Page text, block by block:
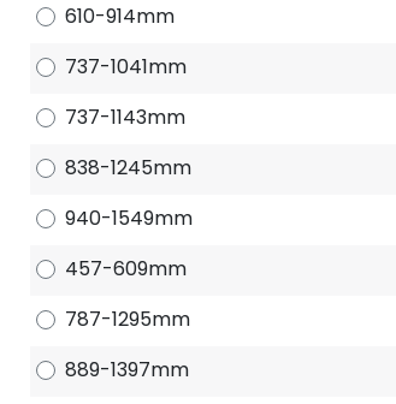
610-914mm
737-1041mm
737-1143mm
838-1245mm
940-1549mm
457-609mm
787-1295mm
889-1397mm